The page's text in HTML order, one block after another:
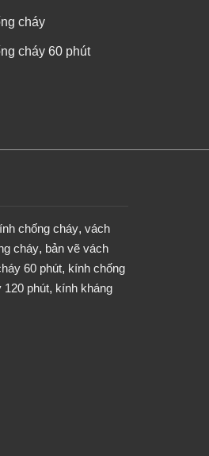
cháy
cháy 60 phút
chống cháy, vách
cháy, bản vẽ vách
60 phút, kính chống
120 phút, kính kháng